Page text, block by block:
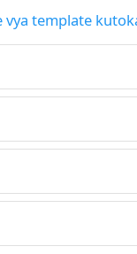
template